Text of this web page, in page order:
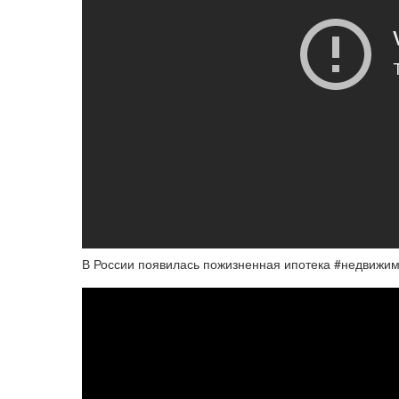
В России появилась пожизненная ипотека